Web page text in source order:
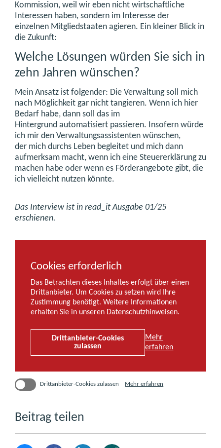
Kommission, weil wir eben nicht wirtschaftliche
Interessen haben, sondern im Interesse der
einzelnen Mitgliedstaaten agieren. Ein kleiner Blick in
die Zukunft:
Welche Lösungen würden Sie sich in
zehn Jahren wünschen?
Mein Ansatz ist folgender: Die Verwaltung soll mich
nach Möglichkeit gar nicht tangieren. Wenn ich hier
Bedarf habe, dann soll das im
Hintergrund automatisiert passieren. Insofern würde
ich mir den Verwaltungsassistenten wünschen,
der mich durchs Leben begleitet und mich dann
aufmerksam macht, wenn ich eine Steuererklärung zu
machen habe oder wenn es Förderangebote gibt, die
ich vielleicht nutzen könnte.
Das Interview ist in read_it Ausgabe 01/25
erschienen.
Cookies erforderlich
Das Betrachten dieses Inhaltes erfolgt über einen
Drittanbieter. Um Cookies zu setzen wird Ihre
Zustimmung benötigt. Weitere Informationen
erhalten Sie in unseren Datenschutzhinweisen.
Drittanbieter-Cookies
zulassen
Mehr
erfahren
Drittanbieter-Cookies zulassen Mehr erfahren
Fenster)
Beitrag teilen